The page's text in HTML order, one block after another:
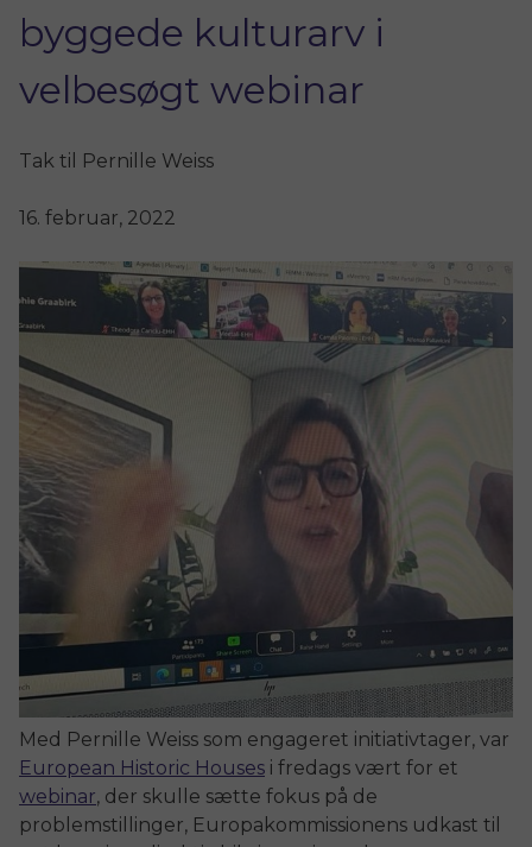
byggede kulturarv i
velbesøgt webinar
Tak til Pernille Weiss
16. februar, 2022
Med Pernille Weiss som engageret initiativtager, var
European Historic Houses i fredags vært for et
webinar, der skulle sætte fokus på de
problemstillinger, Europakommissionens udkast til